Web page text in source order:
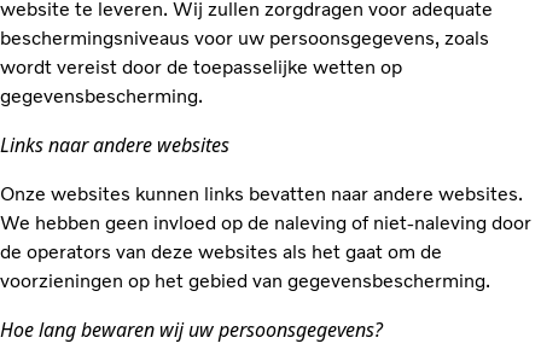
website te leveren. Wij zullen zorgdragen voor adequate
beschermingsniveaus voor uw persoonsgegevens, zoals
wordt vereist door de toepasselijke wetten op
gegevensbescherming.
Links naar andere websites
Onze websites kunnen links bevatten naar andere websites.
We hebben geen invloed op de naleving of niet-naleving door
de operators van deze websites als het gaat om de
voorzieningen op het gebied van gegevensbescherming.
Hoe lang bewaren wij uw persoonsgegevens?